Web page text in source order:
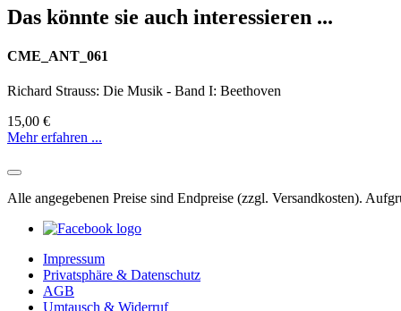
Das könnte sie auch interessieren ...
CME_ANT_061
Richard Strauss: Die Musik - Band I: Beethoven
15,00 €
Mehr erfahren ...
Alle angegebenen Preise sind Endpreise (zzgl. Versandkosten).
Impressum
Privatsphäre & Datenschutz
AGB
Umtausch & Widerruf